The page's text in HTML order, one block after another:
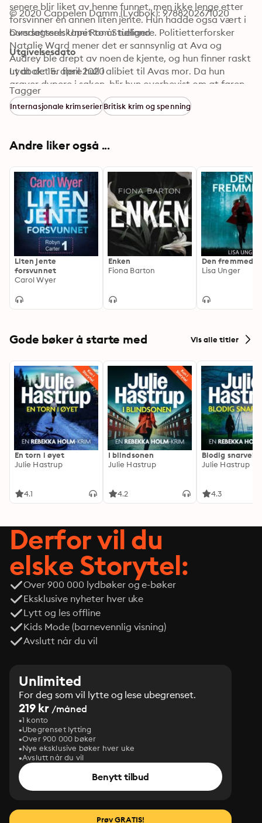
senere blir liket av henne funnet, men ikke lenge etter
forsvinner en annen liten jente. Hun hadde også vært i
bursdagsselskapet to år tidligere. Politietterforsker
Natalie Ward mener det er sannsynlig at Ava og
Audrey ble drept av noen de kjente, og hun finner raskt
ut at det er flere hull i alibiet til Avas mor. Da hun
graver dypere i saken, blir hun overbevist om at faren
heller ikke forteller hele sannheten. Så blir en tredje
jente borte! Klarer Natalie å stanse morderen før enda
klokken var 3 på morgenen.» Goodreads 5 stjerner.
© 2020 Cappelen Damm (Lydbok): 9788202671020
Oversettere: Unni Rom Stueland
Utgivelsesdato
Lydbok: 15. april 2020
Tagger
Internasjonale krimserierBritisk krim og spenning
Andre liker også ...
Liten jente
forsvunnet
Carol Wyer
Enken
Fiona Barton
Den fremmede
Lisa Unger
Gode bøker å starte med Vis alle titler
En torn i øyet
Julie Hastrup
4.1
I blindsonen
Julie Hastrup
4.2
Blodig snarvei
Julie Hastrup
4.3
Derfor vil du
elske Storytel:
Over 900 000 lydbøker og e-bøker
Eksklusive nyheter hver uke
Lytt og les offline
Kids Mode (barnevennlig visning)
Avslutt når du vil
Unlimited
For deg som vil lytte og lese ubegrenset.
219 kr /måned
1 konto
Ubegrenset lytting
Over 900 000 bøker
Nye eksklusive bøker hver uke
Avslutt når du vil
Benytt tilbud
Prøv GRATIS!